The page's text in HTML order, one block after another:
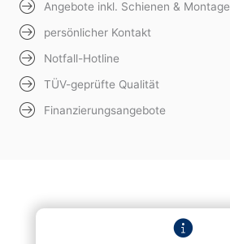
Angebote inkl. Schienen & Montage
persönlicher Kontakt
Notfall-Hotline
TÜV-geprüfte Qualität
Finanzierungsangebote